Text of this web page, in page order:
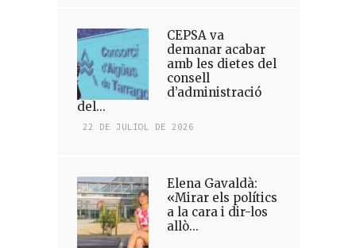
CEPSA va
demanar acabar
amb les dietes del
consell
d’administració
del...
22 DE JULIOL DE 2026
Elena Gavaldà:
«Mirar els polítics
a la cara i dir-los
allò...